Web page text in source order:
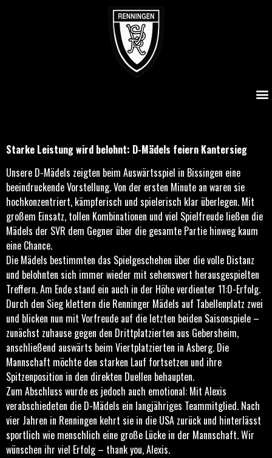
Starke Leistung wird belohnt: D-Mädels feiern Kantersieg
Unsere D-Mädels zeigten beim Auswärtsspiel in Bissingen eine
beeindruckende Vorstellung. Von der ersten Minute an waren sie
hochkonzentriert, kämpferisch und spielerisch klar überlegen. Mit
großem Einsatz, tollen Kombinationen und viel Spielfreude ließen die
Mädels der SVR dem Gegner über die gesamte Partie hinweg kaum
eine Chance.
Die Mädels bestimmten das Spielgeschehen über die volle Distanz
und belohnten sich immer wieder mit sehenswert herausgespielten
Treffern. Am Ende stand ein auch in der Höhe verdienter 11:0-Erfolg.
Durch den Sieg klettern die Renninger Mädels auf Tabellenplatz zwei
und blicken nun mit Vorfreude auf die letzten beiden Saisonspiele –
zunächst zuhause gegen den Drittplatzierten aus Gebersheim,
anschließend auswärts beim Viertplatzierten in Asberg. Die
Mannschaft möchte den starken Lauf fortsetzen und ihre
Spitzenposition in den direkten Duellen behaupten.
Zum Abschluss wurde es jedoch auch emotional: Mit Alexis
verabschiedeten die D-Mädels ein langjähriges Teammitglied. Nach
vier Jahren in Renningen kehrt sie in die USA zurück und hinterlässt
sportlich wie menschlich eine große Lücke in der Mannschaft. Wir
wünschen ihr viel Erfolg – thank you, Alexis.